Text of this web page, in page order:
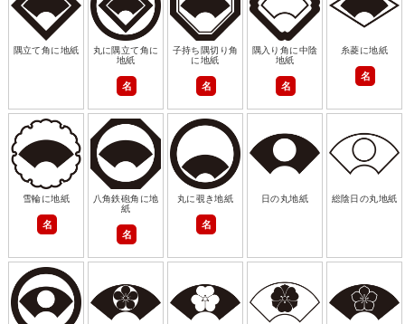
隅立て角に地紙
丸に隅立て角に
地紙
名
子持ち隅切り角
に地紙
名
隅入り角に中陰
地紙
名
糸菱に地紙
名
雪輪に地紙
名
八角鉄砲角に地
紙
名
丸に覗き地紙
名
日の丸地紙 総陰日の丸地紙